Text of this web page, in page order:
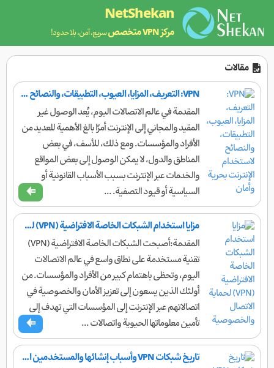
NetShekan
مركز VPN متخصص سريع، آمن، بلا حدود!
مقالات
VPN: التعريف، المزايا، العيوب، التطبيقات، والنصائح لاستخدام الإنترنت بحرية وأمان
المقدمة في عالم الاتصالات اليوم، يُعد الوصول غير
المقيد والمجاني إلى الإنترنت أمرًا بالغ الأهمية للعديد من
الأفراد والمؤسسات. ومع ذلك، للأسف، في بعض
المناطق والدول، لا يمكن الوصول إلى بعض المواقع
والخدمات عبر الإنترنت بسبب الأسباب القانونية أو
السياسية أو قيود التصفية. ...
مزايا استخدام الشبكات الخاصة الافتراضية (VPN) لحماية الاتصال والخصوصية
المقدمة:أصبحت الشبكات الخاصة الافتراضية (VPN)
تقنية مستخدمة على نطاق واسع في عالم الاتصالات
اليوم، وتحظى باهتمام كبير من الأفراد والمؤسسات. من
أولئك الذين يسعون إلى تعزيز الأمان والخصوصية في
اتصالاتهم عبر الإنترنت إلى المؤسسات التي تهدف إلى
تأمين معلوماتها الحيوية واتصالات ...
تاريخ شبكات VPN وأسباب إنشائها والمستخدمين الأساسيين